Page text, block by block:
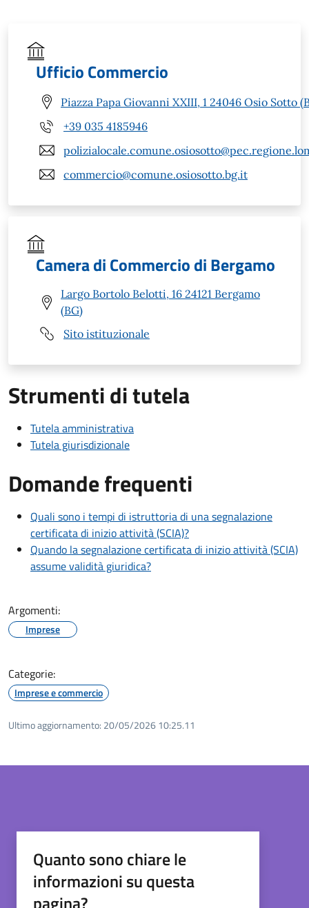
Ufficio Commercio
Piazza Papa Giovanni XXIII, 1 24046 Osio Sotto
+39 035 4185946
commercio@comune.osiosotto.bg.it
Camera di Commercio di Bergamo
Largo Bortolo Belotti, 16 24121 Bergamo
(BG)
Sito istituzionale
Strumenti di tutela
Tutela amministrativa
Tutela giurisdizionale
Domande frequenti
Quali sono i tempi di istruttoria di una segnalazione
certificata di inizio attività (SCIA)?
Quando la segnalazione certificata di inizio attività (SCIA)
assume validità giuridica?
Argomenti:
Imprese
Categorie:
Imprese e commercio
Ultimo aggiornamento: 20/05/2026 10:25.11
Quanto sono chiare le
informazioni su questa